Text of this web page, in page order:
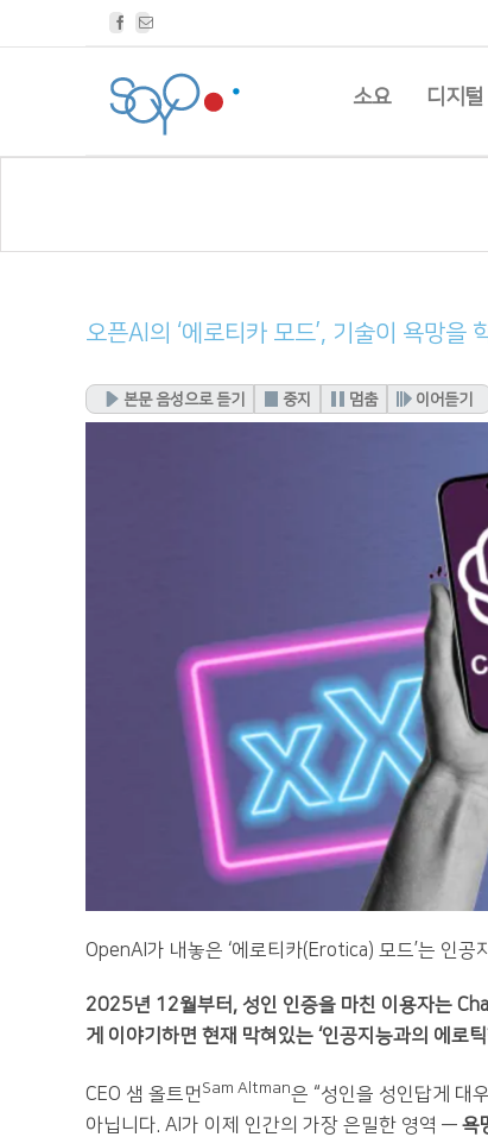
Facebook
소요 디지
오픈AI의 ‘에로티카 모드’, 기술이 욕망을
본문 음성으로 듣기 중지 멈춤 이어듣기
OpenAI가 내놓은 ‘에로티카(Erotica) 모드’는 인공
2025년 12월부터, 성인 인증을 마친 이용자는
게 이야기하면 현재 막혀있는 ‘인공지능과의 에로
CEO 샘 올트먼Sam Altman은 “성인을 성인답게 대
아닙니다. AI가 이제 인간의 가장 은밀한 영역 — 욕